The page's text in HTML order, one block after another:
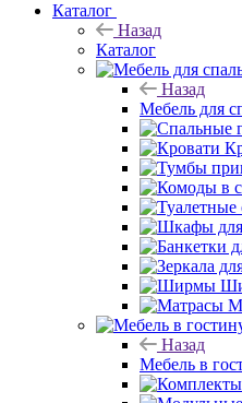
Каталог
Назад
Каталог
Назад
Мебель для
Назад
Мебель в